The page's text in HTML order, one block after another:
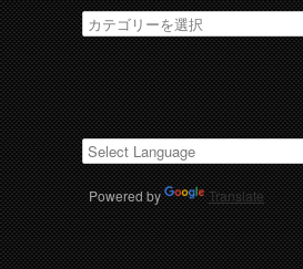
カ
テ
ゴ
リ
ー
Powered by Translate